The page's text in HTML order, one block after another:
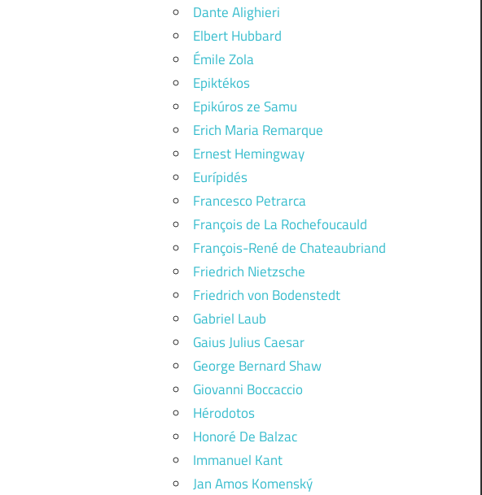
Dante Alighieri
Elbert Hubbard
Émile Zola
Epiktékos
Epikúros ze Samu
Erich Maria Remarque
Ernest Hemingway
Eurípidés
Francesco Petrarca
François de La Rochefoucauld
François-René de Chateaubriand
Friedrich Nietzsche
Friedrich von Bodenstedt
Gabriel Laub
Gaius Julius Caesar
George Bernard Shaw
Giovanni Boccaccio
Hérodotos
Honoré De Balzac
Immanuel Kant
Jan Amos Komenský